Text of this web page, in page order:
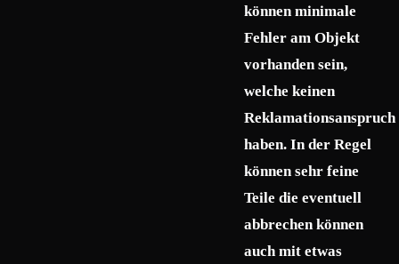
können minimale
Fehler am Objekt
vorhanden sein,
welche keinen
Reklamationsanspruch
haben. In der Regel
können sehr feine
Teile die eventuell
abbrechen können
auch mit etwas